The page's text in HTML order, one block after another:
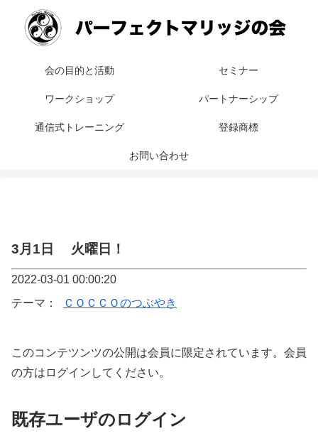
会の目的と活動 セミナー
ワークショップ パートナーシップ
通信式トレーニング 登録商標
お問い合わせ
3月1日 火曜日！
2022-03-01 00:00:20
テーマ：
ＣＯＣＣＯのつぶやき
このコンテツンツの公開は会員に限定されています。会員
の方はログインしてください。
既存ユーザのログイン